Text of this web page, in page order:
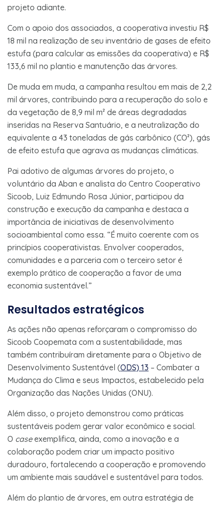
projeto adiante.
Com o apoio dos associados, a cooperativa investiu R$
18 mil na realização de seu inventário de gases de efeito
estufa (para calcular as emissões da cooperativa) e R$
133,6 mil no plantio e manutenção das árvores.
De muda em muda, a campanha resultou em mais de 2,2
mil árvores, contribuindo para a recuperação do solo e
da vegetação de 8,9 mil m² de áreas degradadas
inseridas na Reserva Santuário, e a neutralização do
equivalente a 43 toneladas de gás carbônico (CO²), gás
de efeito estufa que agrava as mudanças climáticas.
Pai adotivo de algumas árvores do projeto, o
voluntário da Aban e analista do Centro Cooperativo
Sicoob, Luiz Edmundo Rosa Júnior, participou da
construção e execução da campanha e destaca a
importância de iniciativas de desenvolvimento
socioambiental como essa. “É muito coerente com os
princípios cooperativistas. Envolver cooperados,
comunidades e a parceria com o terceiro setor é
exemplo prático de cooperação a favor de uma
economia sustentável.”
Resultados estratégicos
As ações não apenas reforçaram o compromisso do
Sicoob Coopemata com a sustentabilidade, mas
também contribuíram diretamente para o Objetivo de
Desenvolvimento Sustentável (ODS) 13 – Combater a
Mudança do Clima e seus Impactos, estabelecido pela
Organização das Nações Unidas (ONU).
Além disso, o projeto demonstrou como práticas
sustentáveis podem gerar valor econômico e social.
O caseexemplifica, ainda, como a inovação e a
colaboração podem criar um impacto positivo
duradouro, fortalecendo a cooperação e promovendo
um ambiente mais saudável e sustentável para todos.
Além do plantio de árvores, em outra estratégia de